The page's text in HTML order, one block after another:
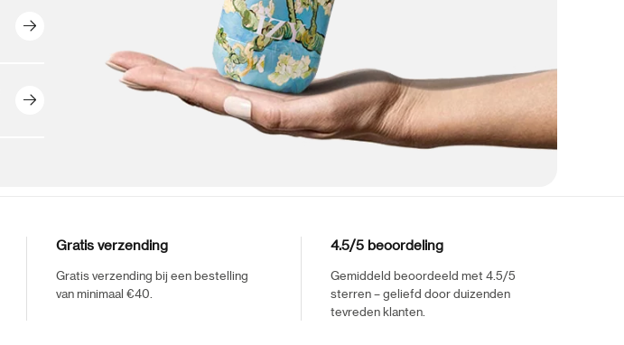
Gratis verzending
Gratis verzending bij een bestelling
van minimaal €40.
4.5/5 beoordeling
Gemiddeld beoordeeld met 4.5/5
sterren – geliefd door duizenden
tevreden klanten.